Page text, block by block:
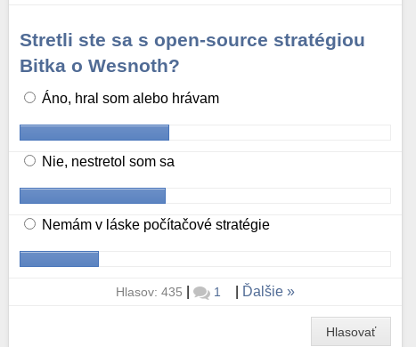
Stretli ste sa s open-source stratégiou
Bitka o Wesnoth?
Áno, hral som alebo hrávam
Nie, nestretol som sa
Nemám v láske počítačové stratégie
Hlasov: 435 | 1 Ďalšie
Hlasovať